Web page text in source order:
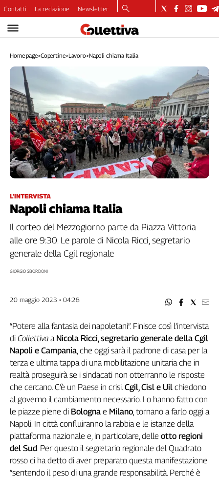
Video
Dirette
Longform
Copertine
Economia
Lavoro
Ambiente
Diritti
Welfare
Italia
Internazionale
Categorie
Filcams
Filctem
Fillea
Flai
Fp
Nidil
Slc
Spi
Inca
Caaf
Speciali
G8
di
Genova,
il
sangue
Contatti La redazione Newsletter
Home page>Copertine>Lavoro>Napoli chiama Italia
L'INTERVISTA
Napoli chiama Italia
Il corteo del Mezzogiorno parte da Piazza Vittoria
alle ore 9:30. Le parole di Nicola Ricci, segretario
generale della Cgil regionale
GIORGIO SBORDONI
20 maggio 2023 • 04:28
“Potere alla fantasia dei napoletani”. Finisce così l’intervista
di Collettiva a Nicola Ricci, segretario generale della Cgil
Napoli e Campania, che oggi sarà il padrone di casa per la
terza e ultima tappa di una mobilitazione unitaria che in
realtà proseguirà se i sindacati non otterranno le risposte
che cercano. C’è un Paese in crisi. Cgil, Cisl e Uil chiedono
al governo il cambiamento necessario. Lo hanno fatto con
le piazze piene di Bologna e Milano, tornano a farlo oggi a
Napoli. In città confluiranno la rabbia e le istanze della
piattaforma nazionale e, in particolare, delle otto regioni
del Sud. Per questo il segretario regionale del Quadrato
rosso ci ha detto di aver preparato questa manifestazione
“sentendo il peso di una grande responsabilità. Perché è